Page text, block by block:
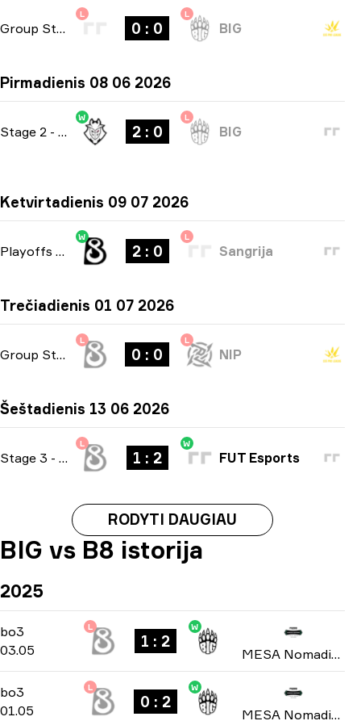
Group Stage
L
0 : 0
L
BIG
Pirmadienis 08 06 2026
Stage 2 - bo3
W
2 : 0
L
BIG
Ketvirtadienis 09 07 2026
Playoffs bo3
W
2 : 0
L
Sangrija
Trečiadienis 01 07 2026
Group Stage -bo1
L
0 : 0
L
NIP
Šeštadienis 13 06 2026
Stage 3 - bo3
L
1 : 2
W
FUT Esports
RODYTI DAUGIAU
BIG vs B8 istorija
2025
bo3 -bo3
03.05
L
1 : 2
W
MESA Nomadic Masters: Spring 2025
bo3 Group Stage- bo3
01.05
L
0 : 2
W
MESA Nomadic Masters: Spring 2025